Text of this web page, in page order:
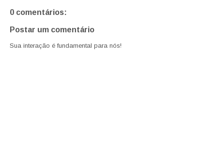
0 comentários:
Postar um comentário
Sua interação é fundamental para nós!